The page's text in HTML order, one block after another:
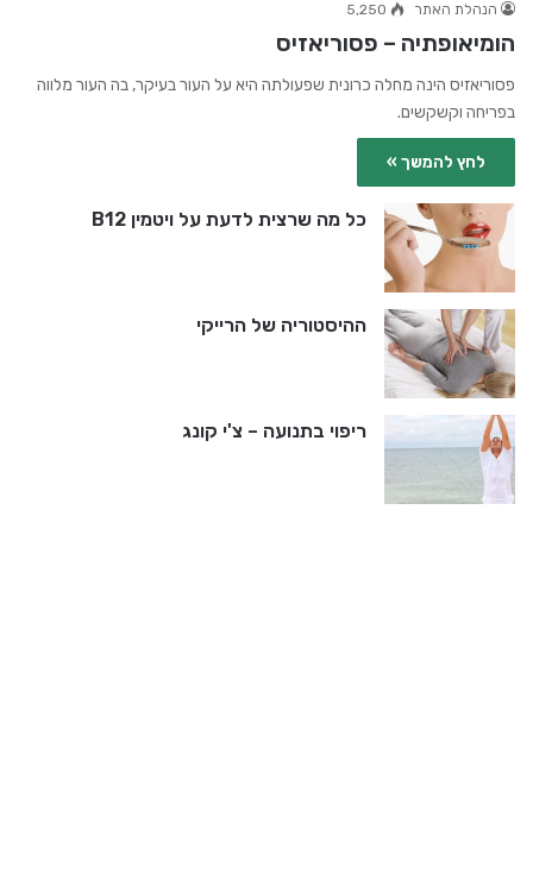
הנהלת האתר 5,250
הומיאופתיה – פסוריאזיס
פסוריאזיס הינה מחלה כרונית שפעולתה היא על העור בעיקר, בה העור מלווה
בפריחה וקשקשים.
לחץ להמשך »
כל מה שרצית לדעת על ויטמין B12
ההיסטוריה של הרייקי
ריפוי בתנועה – צ'י קונג